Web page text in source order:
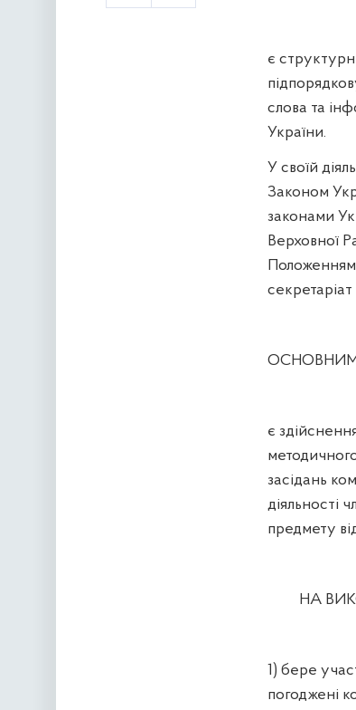
є
слова та
України.
У своїй
Законом
законами
Верховної
секретаріат
ОСНОВНИМ
є
засідань
діяльності
предмету
НА
1) бере
погоджені